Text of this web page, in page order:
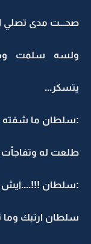
صحـــت مدى تصلي
ولسه سلمت
يتسكر...
:سلطان ما شفته
طلعت له
:سلطان !!!....ايش
سلطان ارتبك وما